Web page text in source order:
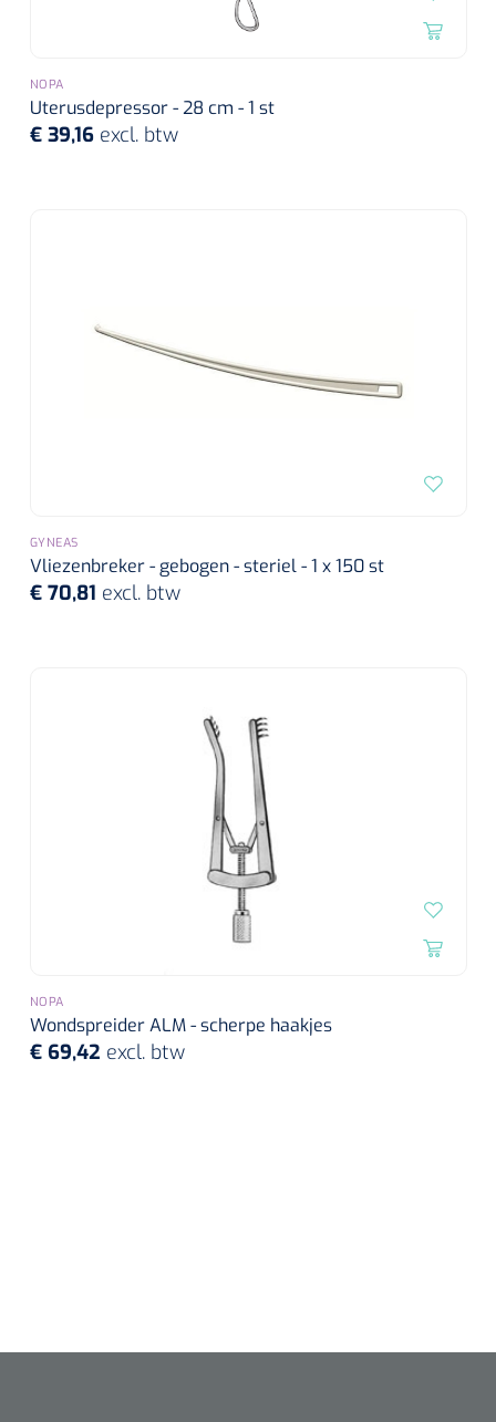
NOPA
Uterusdepressor - 28 cm - 1 st
€ 39,16 excl. btw
GYNEAS
Vliezenbreker - gebogen - steriel - 1 x 150 st
€ 70,81 excl. btw
NOPA
Wondspreider ALM - scherpe haakjes
€ 69,42 excl. btw